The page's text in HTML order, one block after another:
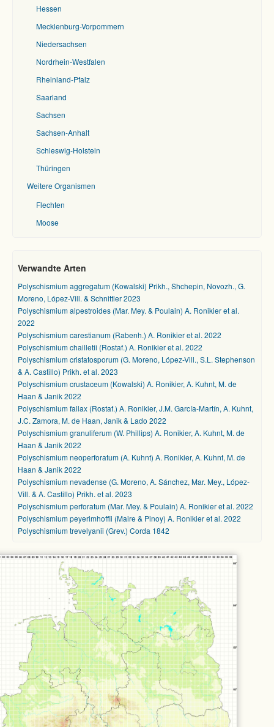
Hessen
Mecklenburg-Vorpommern
Niedersachsen
Nordrhein-Westfalen
Rheinland-Pfalz
Saarland
Sachsen
Sachsen-Anhalt
Schleswig-Holstein
Thüringen
Weitere Organismen
Flechten
Moose
Verwandte Arten
Polyschismium aggregatum (Kowalski) Prikh., Shchepin, Novozh., G.
Moreno, López-Vill. & Schnittler 2023
Polyschismium alpestroides (Mar. Mey. & Poulain) A. Ronikier et al.
2022
Polyschismium carestianum (Rabenh.) A. Ronikier et al. 2022
Polyschismium chailletii (Rostaf.) A. Ronikier et al. 2022
Polyschismium cristatosporum (G. Moreno, López-Vill., S.L. Stephenson
& A. Castillo) Prikh. et al. 2023
Polyschismium crustaceum (Kowalski) A. Ronikier, A. Kuhnt, M. de
Haan & Janik 2022
Polyschismium fallax (Rostaf.) A. Ronikier, J.M. García-Martín, A. Kuhnt,
J.C. Zamora, M. de Haan, Janik & Lado 2022
Polyschismium granuliferum (W. Phillips) A. Ronikier, A. Kuhnt, M. de
Haan & Janik 2022
Polyschismium neoperforatum (A. Kuhnt) A. Ronikier, A. Kuhnt, M. de
Haan & Janik 2022
Polyschismium nevadense (G. Moreno, A. Sánchez, Mar. Mey., López-
Vill. & A. Castillo) Prikh. et al. 2023
Polyschismium perforatum (Mar. Mey. & Poulain) A. Ronikier et al. 2022
Polyschismium peyerimhoffii (Maire & Pinoy) A. Ronikier et al. 2022
Polyschismium trevelyanii (Grev.) Corda 1842